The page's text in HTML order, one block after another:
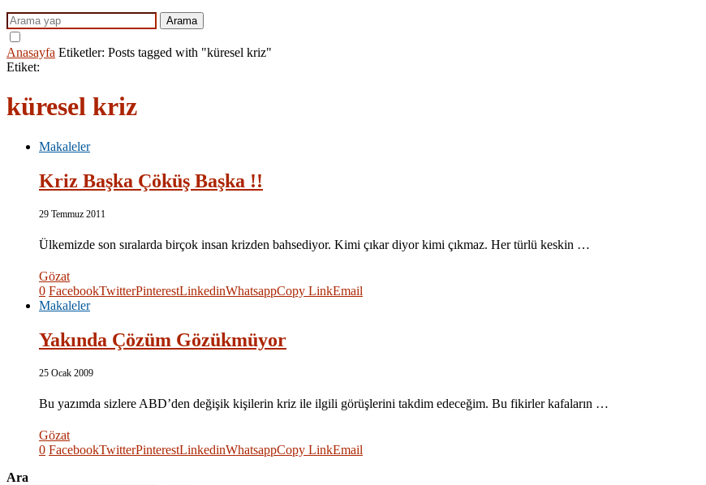
Arama
Anasayfa Etiketler: Posts tagged with "küresel kriz"
Etiket:
küresel kriz
Makaleler
Kriz Başka Çöküş Başka !!
29 Temmuz 2011
Ülkemizde son sıralarda birçok insan krizden bahsediyor. Kimi çıkar diyor kimi çıkmaz. Her türlü keskin …
Gözat
0 FacebookTwitterPinterestLinkedinWhatsappCopy LinkEmail
Makaleler
Yakında Çözüm Gözükmüyor
25 Ocak 2009
Bu yazımda sizlere ABD’den değişik kişilerin kriz ile ilgili görüşlerini takdim edeceğim. Bu fikirler kafaların …
Gözat
0 FacebookTwitterPinterestLinkedinWhatsappCopy LinkEmail
Ara